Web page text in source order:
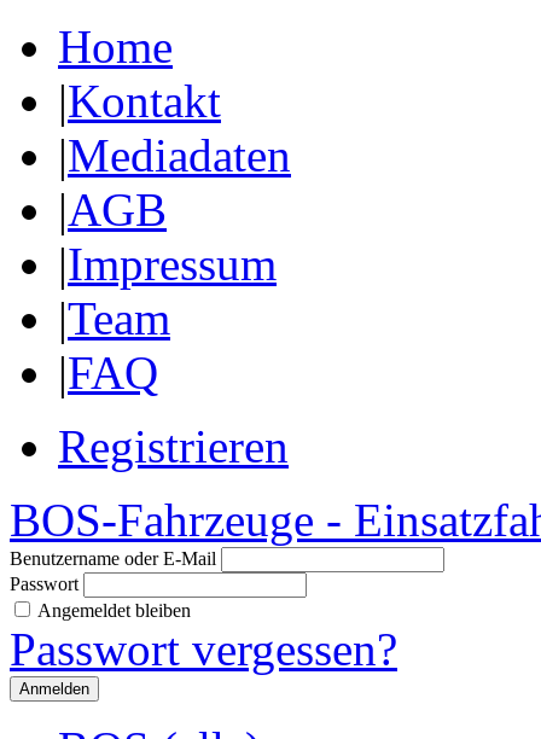
Home
|Kontakt
|Mediadaten
|AGB
|Impressum
|Team
|FAQ
Registrieren
BOS-Fahrzeuge -
Benutzername oder E-Mail
Passwort
Angemeldet bleiben
Passwort vergessen?